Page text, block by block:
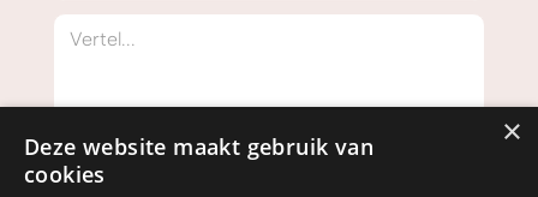
Vertel...
×
Deze website maakt gebruik van
cookies